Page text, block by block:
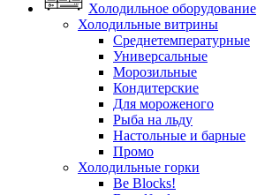
Холодильное оборудование
Холодильные витрины
Среднетемпературные
Универсальные
Морозильные
Кондитерские
Для мороженого
Рыба на льду
Настольные и барные
Промо
Холодильные горки
Be Blocks!